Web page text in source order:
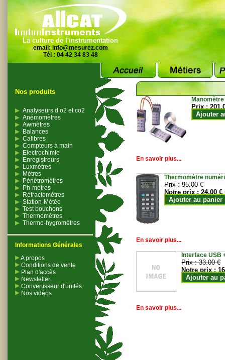
La culture de l'instrumentation
email: info@mesurez.com
Tél : 04 42 34 83 48
Nos produits
Analyseurs d’o2 et co2
Anémomètres
Awmètres
Balances
Calibres
Compteurs à main
Electrochimie
Enregistreurs
Luxmètres
Mètres
Pénétromètres
Ph-mètres
Réfractomètres
Station-Météo
Test bouchons
Thermomètres
Thermo-hygromètres
Informations Générales
A propos
Conditions de vente
Plan d'accès
Newsletter
Convertisseur d'unités
Nos vidéos
Prix :
Ajouter
En savoir plus...
Thermomètre
Prix :95.00 €
Notre prix :24.00 €
Ajouter au panier
En savoir plus...
Interface USB
Prix :33.00 €
Notre prix :
Ajouter au
En savoir plus...